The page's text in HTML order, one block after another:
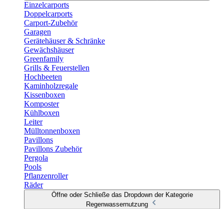
Einzelcarports
Doppelcarports
Carport-Zubehör
Garagen
Gerätehäuser & Schränke
Gewächshäuser
Greenfamily
Grills & Feuerstellen
Hochbeeten
Kaminholzregale
Kissenboxen
Komposter
Kühlboxen
Leiter
Mülltonnenboxen
Pavillons
Pavillons Zubehör
Pergola
Pools
Pflanzenroller
Räder
Öffne oder Schließe das Dropdown der Kategorie
Regenwassernutzung